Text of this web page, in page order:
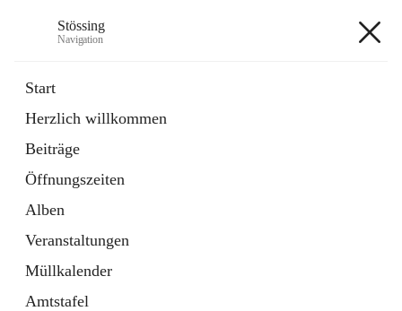
Stössing
Navigation
Start
Herzlich willkommen
Beiträge
Öffnungszeiten
Alben
Veranstaltungen
Müllkalender
Amtstafel
Datei
in
Tab
Kindergarten
öffnet
in
neuem
Tab